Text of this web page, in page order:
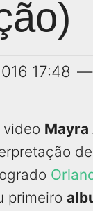
17:48
video Mayra
primeiro